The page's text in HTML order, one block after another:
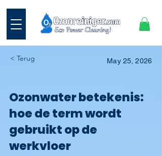
< Terug May 25, 2026
Ozonwater betekenis:
hoe de term wordt
gebruikt op de
werkvloer